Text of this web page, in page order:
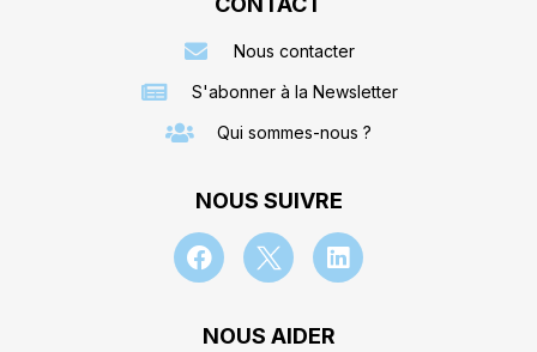
Nous contacter
S'abonner à la Newsletter
Qui sommes-nous ?
NOUS SUIVRE
NOUS AIDER